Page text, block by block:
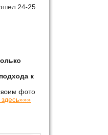
24-25
к
фото